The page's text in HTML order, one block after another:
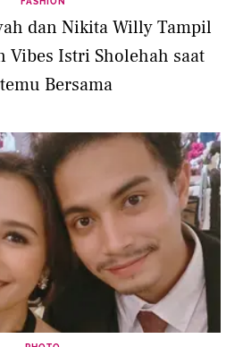
dan Nikita Willy Tampil
Vibes Istri Sholehah saat
Bersama